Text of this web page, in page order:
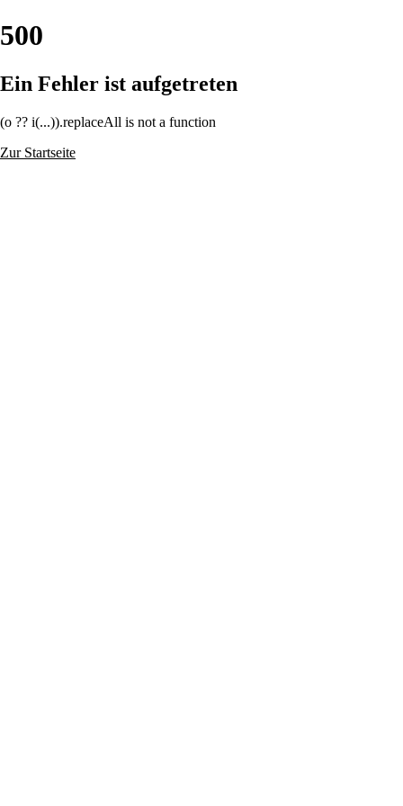
500
Ein Fehler ist aufgetreten
(o ?? i(...)).replaceAll is not a function
Zur Startseite